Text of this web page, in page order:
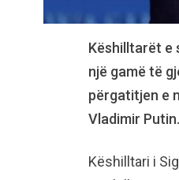
Këshilltarët e
një gamë të
përgatitjen e
Vladimir Putin.
Këshilltari i